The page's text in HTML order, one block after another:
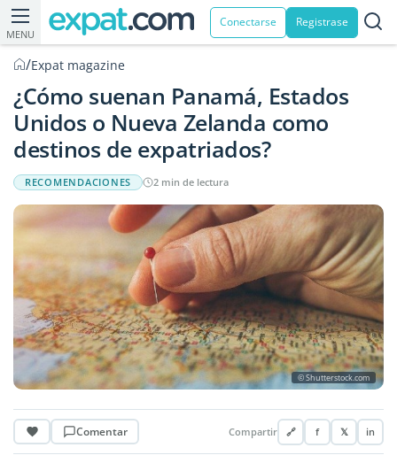
MENU
Conectarse Registrase
/Expat magazine
¿Cómo suenan Panamá, Estados
Unidos o Nueva Zelanda como
destinos de expatriados?
RECOMENDACIONES 2 min de lectura
© Shutterstock.com
Comentar Compartir 🔗 f 𝕏 in